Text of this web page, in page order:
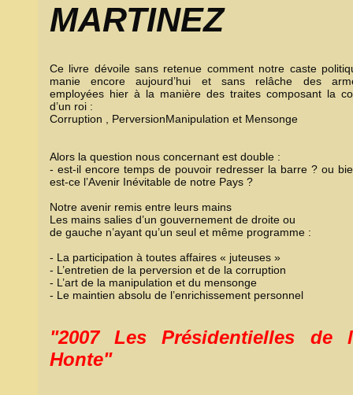
MARTINEZ
Ce livre dévoile sans retenue comment notre caste
manie encore aujourd’hui et sans relâche des
employées hier à la manière des traites composant la
d’un roi :
Corruption , PerversionManipulation et Mensonge
Alors la question nous concernant est double :
- est-il encore temps de pouvoir redresser la barre ? ou
est-ce l’Avenir Inévitable de notre Pays ?
Notre avenir remis entre leurs mains
Les mains salies d’un gouvernement de droite ou
de gauche n’ayant qu’un seul et même programme :
- La participation à toutes affaires « juteuses »
- L’entretien de la perversion et de la corruption
- L’art de la manipulation et du mensonge
- Le maintien absolu de l’enrichissement personnel
"2007 Les Présidentielles de
Honte"